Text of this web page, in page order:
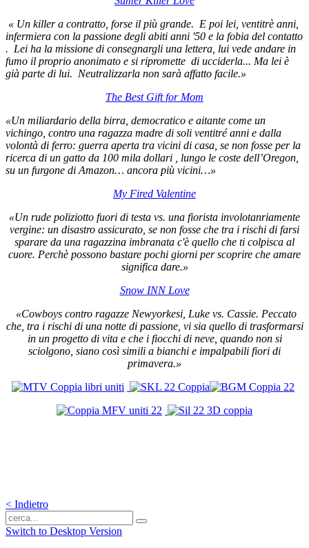
« Un killer a contratto, forse il più grande. E poi lei, ventitrè anni,
infermiera con la passione degli abiti anni '50 e la fobia del contatto
. Lei ha la missione di consegnargli una lettera, lui vede andare in
fumo il proprio anonimato e si ripromette di ucciderla... Ma lei è
già parte di lui. Neutralizzarla non sarà affatto facile.»
The Best Gift for Mom
«Un miliardario della birra, democratico e aitante come un
vichingo, contro una ragazza madre di soli ventitré anni e dalla
volontà di ferro: guerra aperta tra vicini di casa, se non fosse per la
ricerca di un gatto da 100 mila dollari , lungo le coste dell’Oregon,
su un furgone di Amazon… ancora più vicini…»
My Fired Valentine
«Un rude poliziotto fuori di testa vs. una fiorista involotanriamente
vergine: un disastro assicurato, se non fosse che tra i rischi di farsi
sparare da una ragazzina imbranata c'è quello che ti colpisca al
cuore. Perchè possono bastare pochi giorni per scoprire che amare
significa dare.»
Snow INN Love
«Cowboys contro ragazze Newyorkesi, Luke vs. Cassie. Peccato
che, tra i rischi di una notte di passione, vi sia quello di trasformarsi
in un progetto di vita e che i fiocchi di neve, quando non si
sciolgono, siano così simili a bianchi e impalpabili fiori di
primavera.»
< Indietro
Switch to Desktop Version